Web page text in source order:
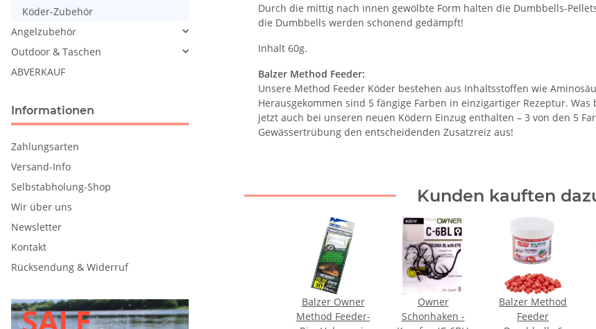
Durch die mittig nach innen gewölbte Form halten die Dumbbells-
die Dumbbells werden schonend gedämpft!
Inhalt 60g.
Balzer Method Feeder:
Unsere Method Feeder Köder bestehen aus Inhaltsstoffen wie
Herausgekommen sind 5 fängige Farben in einzigartiger Rezeptur.
jetzt auch bei unseren neuen Ködern Einzug enthalten – 3 von den 5
Gewässertrübung den entscheidenden Zusatzreiz aus!
Kunden kauften
Balzer Owner
Method Feeder-
Owner
Schonhaken -
Balzer Method
Feeder
Köder-Zubehör
Angelzubehör
Outdoor & Taschen
ABVERKAUF
Informationen
Zahlungsarten
Versand-Info
Selbstabholung-Shop
Wir über uns
Newsletter
Kontakt
Rücksendung & Widerruf